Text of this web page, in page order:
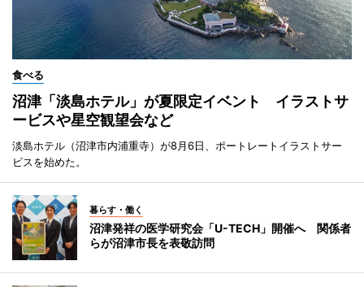
食べる
沼津「淡島ホテル」が夏限定イベント イラストサ
ービスや星空観望会など
淡島ホテル（沼津市内浦重寺）が8月6日、ポートレートイラストサー
ビスを始めた。
暮らす・働く
沼津発祥の医学研究会「U-TECH」開催へ 関係者
らが沼津市長を表敬訪問